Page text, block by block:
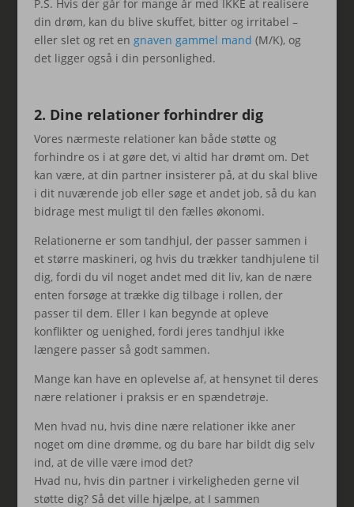
P.S. Hvis der går for mange år med IKKE at realisere
din drøm, kan du blive skuffet, bitter og irritabel –
eller slet og ret en gnaven gammel mand (M/K), og
det ligger også i din personlighed.
2. Dine relationer forhindrer dig
Vores nærmeste relationer kan både støtte og
forhindre os i at gøre det, vi altid har drømt om. Det
kan være, at din partner insisterer på, at du skal blive
i dit nuværende job eller søge et andet job, så du kan
bidrage mest muligt til den fælles økonomi.
Relationerne er som tandhjul, der passer sammen i
et større maskineri, og hvis du trækker tandhjulene til
dig, fordi du vil noget andet med dit liv, kan de nære
enten forsøge at trække dig tilbage i rollen, der
passer til dem. Eller I kan begynde at opleve
konflikter og uenighed, fordi jeres tandhjul ikke
længere passer så godt sammen.
Mange kan have en oplevelse af, at hensynet til deres
nære relationer i praksis er en spændetrøje.
Men hvad nu, hvis dine nære relationer ikke aner
noget om dine drømme, og du bare har bildt dig selv
ind, at de ville være imod det?
Hvad nu, hvis din partner i virkeligheden gerne vil
støtte dig? Så det ville hjælpe, at I sammen